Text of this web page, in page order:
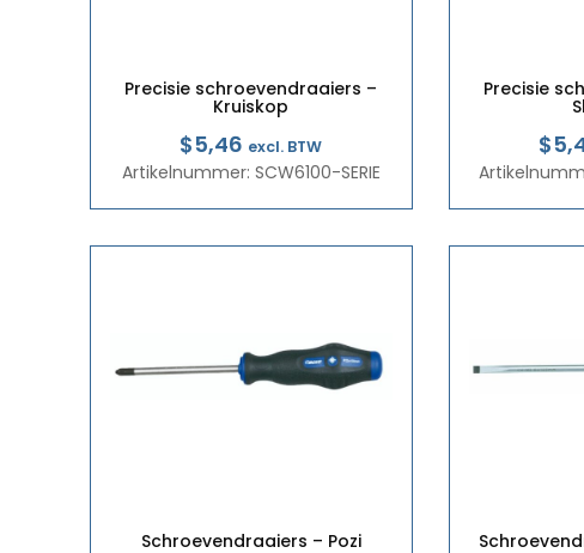
Precisie schroevendraaiers –
Kruiskop
$5,46 excl. BTW
Artikelnummer: SCW6100-SERIE
Precisie
Schroevendraaiers – Pozi